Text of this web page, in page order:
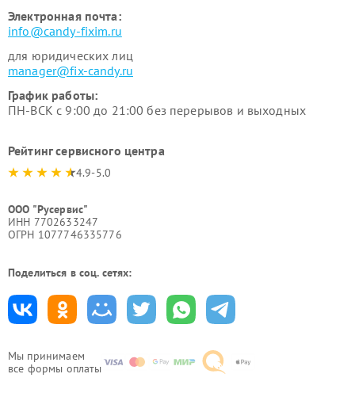
Мы принимаем
все формы оплаты
Электронная почта:
info@candy-fixim.ru
для юридических лиц
manager@fix-candy.ru
График работы:
ПН-ВСК с 9:00 до 21:00 без перерывов и выходных
Рейтинг сервисного центра
4.9-5.0
ООО "Русервис"
ИНН 7702633247
ОГРН 1077746335776
Поделиться в соц. сетях: